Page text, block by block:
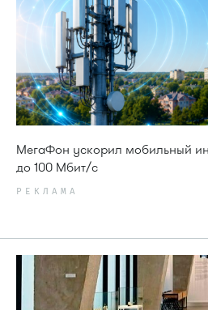
МегаФон ускорил мобильный
до 100 Мбит/с
РЕКЛАМА